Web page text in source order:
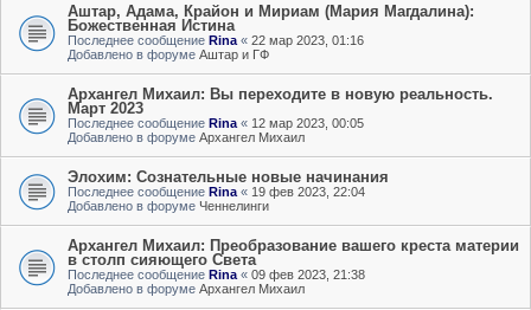
Аштар, Адама, Крайон и Мириам (Мария Магдалина):
Божественная Истина
Последнее сообщение Rina « 22 мар 2023, 01:16
Добавлено в форуме Аштар и ГФ
Архангел Михаил: Вы переходите в новую реальность.
Март 2023
Последнее сообщение Rina « 12 мар 2023, 00:05
Добавлено в форуме Архангел Михаил
Элохим: Сознательные новые начинания
Последнее сообщение Rina « 19 фев 2023, 22:04
Добавлено в форуме Ченнелинги
Архангел Михаил: Преобразование вашего креста материи
в столп сияющего Света
Последнее сообщение Rina « 09 фев 2023, 21:38
Добавлено в форуме Архангел Михаил